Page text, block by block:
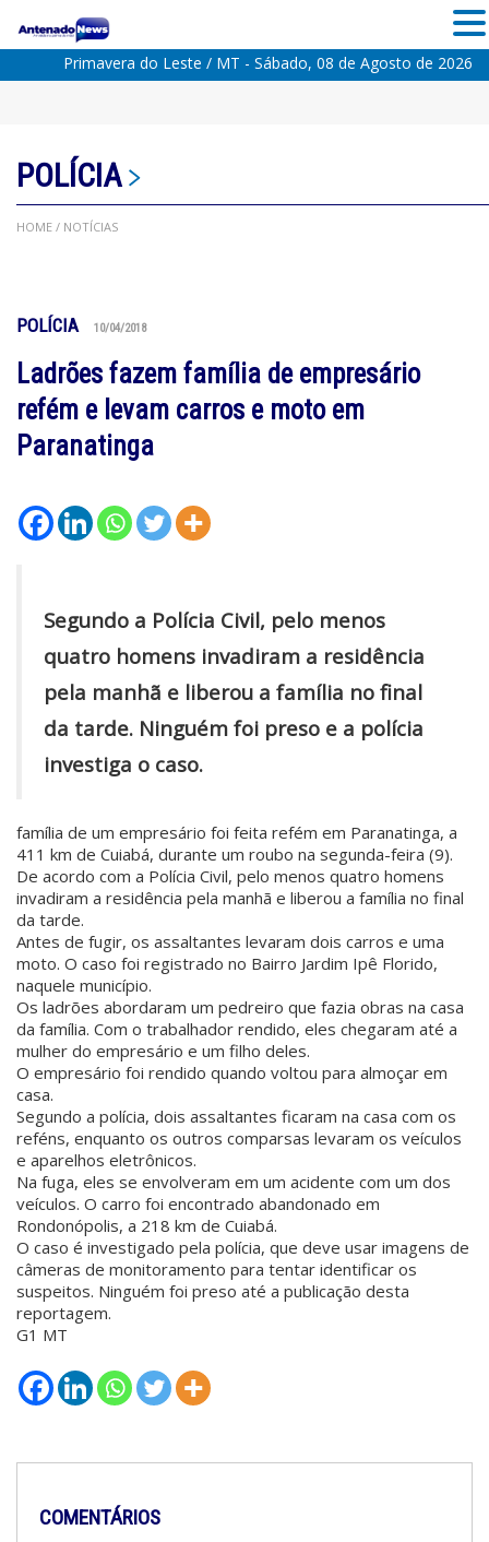
Primavera do Leste / MT - Sábado, 08 de Agosto de 2026
POLÍCIA
HOME / NOTÍCIAS
POLÍCIA 10/04/2018
Ladrões fazem família de empresário
refém e levam carros e moto em
Paranatinga
Segundo a Polícia Civil, pelo menos
quatro homens invadiram a residência
pela manhã e liberou a família no final
da tarde. Ninguém foi preso e a polícia
investiga o caso.
família de um empresário foi feita refém em Paranatinga, a
411 km de Cuiabá, durante um roubo na segunda-feira (9).
De acordo com a Polícia Civil, pelo menos quatro homens
invadiram a residência pela manhã e liberou a família no final
da tarde.
Antes de fugir, os assaltantes levaram dois carros e uma
moto. O caso foi registrado no Bairro Jardim Ipê Florido,
naquele município.
Os ladrões abordaram um pedreiro que fazia obras na casa
da família. Com o trabalhador rendido, eles chegaram até a
mulher do empresário e um filho deles.
O empresário foi rendido quando voltou para almoçar em
casa.
Segundo a polícia, dois assaltantes ficaram na casa com os
reféns, enquanto os outros comparsas levaram os veículos
e aparelhos eletrônicos.
Na fuga, eles se envolveram em um acidente com um dos
veículos. O carro foi encontrado abandonado em
Rondonópolis, a 218 km de Cuiabá.
O caso é investigado pela polícia, que deve usar imagens de
câmeras de monitoramento para tentar identificar os
suspeitos. Ninguém foi preso até a publicação desta
reportagem.
G1 MT
COMENTÁRIOS